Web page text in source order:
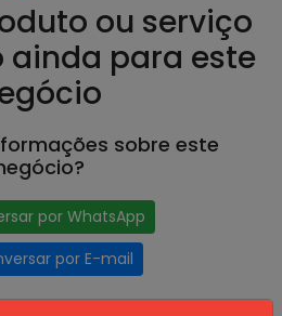
ou serviço
para este
sobre este
por WhatsApp
por E-mail